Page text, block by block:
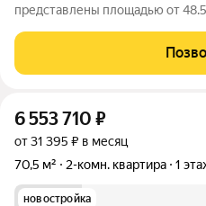
представлены площадью от 48.5
потолками до 6 метров!
6 553 710 ₽
от 31 395 ₽ в месяц
70,5 м²
2-комн. квартира 1
новостройка